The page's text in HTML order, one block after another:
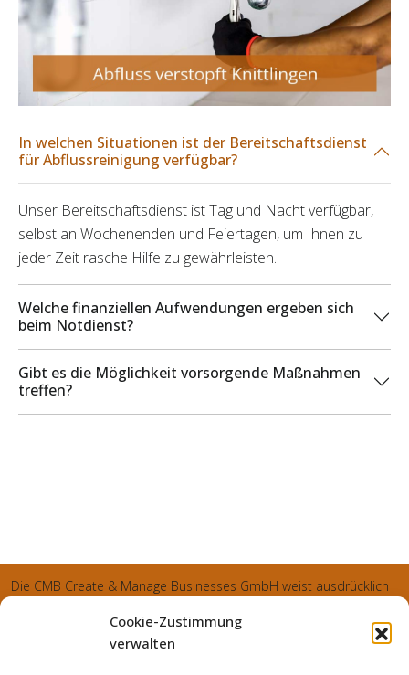
Cookie-Zustimmung
verwalten
In welchen Situationen ist der Bereitschaftsdienst
für Abflussreinigung verfügbar?
Unser Bereitschaftsdienst ist Tag und Nacht verfügbar,
selbst an Wochenenden und Feiertagen, um Ihnen zu
jeder Zeit rasche Hilfe zu gewährleisten.
Welche finanziellen Aufwendungen ergeben sich
beim Notdienst?
Gibt es die Möglichkeit vorsorgende Maßnahmen
treffen?
Die CMB Create & Manage Businesses GmbH weist ausdrücklich
und sämtliche generierte Aufträge an die SecuPart GmbH